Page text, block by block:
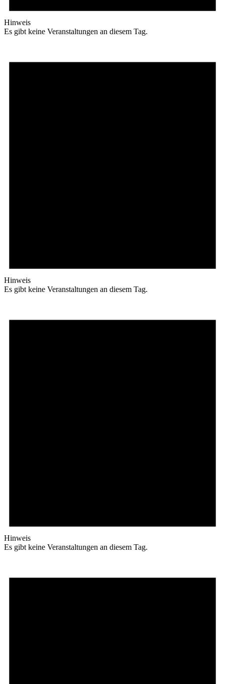
Hinweis
Es gibt keine Veranstaltungen an diesem Tag.
Hinweis
Es gibt keine Veranstaltungen an diesem Tag.
Hinweis
Es gibt keine Veranstaltungen an diesem Tag.